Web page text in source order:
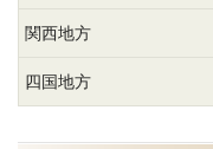
関西地方
四国地方